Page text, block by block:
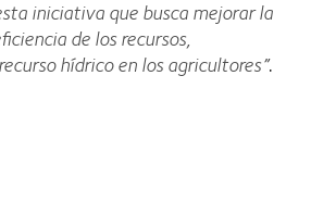
iniciativa que busca mejorar la
de los recursos,
hídrico en los agricultores”.